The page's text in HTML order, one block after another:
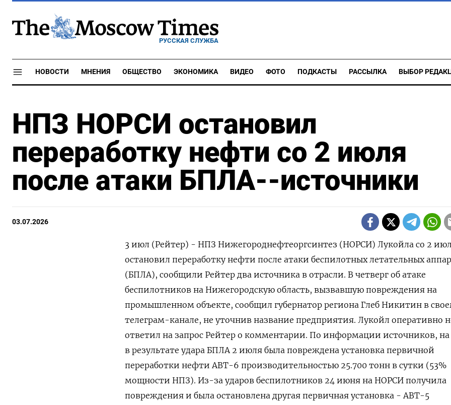
РУССКАЯ СЛУЖБА
НОВОСТИ МНЕНИЯ ОБЩЕСТВО ЭКОНОМИКА ВИДЕО ФОТО ПОДКАСТЫ РАССЫЛКА ВЫБОР
НПЗ НОРСИ остановил
переработку нефти со 2 июля
после атаки БПЛА--источники
03.07.2026
3 июл (Рейтер) - НПЗ Нижегороднефтеоргсинтез (НОРСИ) Лукойла со 2
остановил переработку нефти после атаки беспилотных летательных
(БПЛА), сообщили Рейтер два источника в ‌отрасли. В четверг об атаке
беспилотников на Нижегородскую область, вызвавшую повреждения на
промышленном объекте, сообщил губернатор региона Глеб Никитин в
телеграм-канале, не уточнив ​название предприятия. Лукойл ​оперативно
⁠ответил на запрос Рейтер о ‌комментарии. По информации источников,
в результате удара БПЛА 2 июля была повреждена установка ​первичной
переработки нефти АВТ-6 производительностью 25.700 тонн в ‌сутки (53%
мощности НПЗ). Из-за ударов беспилотников 24 июня ​на НОРСИ получила
повреждения и была остановлена другая первичная ‌установка - АВТ-5